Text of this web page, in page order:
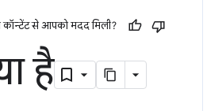
कॉन्टेंट से आपको मदद मिली?
है